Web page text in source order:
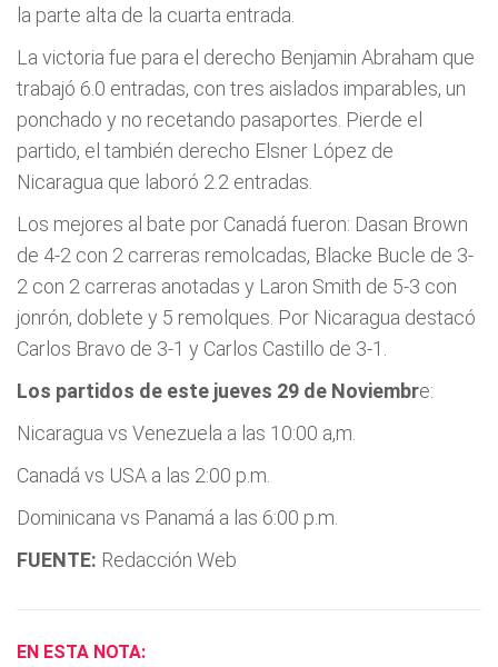
la parte alta de la cuarta entrada.
La victoria fue para el derecho Benjamin Abraham que
trabajó 6.0 entradas, con tres aislados imparables, un
ponchado y no recetando pasaportes. Pierde el
partido, el también derecho Elsner López de
Nicaragua que laboró 2.2 entradas.
Los mejores al bate por Canadá fueron: Dasan Brown
de 4-2 con 2 carreras remolcadas, Blacke Bucle de 3-
2 con 2 carreras anotadas y Laron Smith de 5-3 con
jonrón, doblete y 5 remolques. Por Nicaragua destacó
Carlos Bravo de 3-1 y Carlos Castillo de 3-1.
Los partidos de este jueves 29 de Noviembre:
Nicaragua vs Venezuela a las 10:00 a,m.
Canadá vs USA a las 2:00 p.m.
Dominicana vs Panamá a las 6:00 p.m.
FUENTE: Redacción Web
EN ESTA NOTA: